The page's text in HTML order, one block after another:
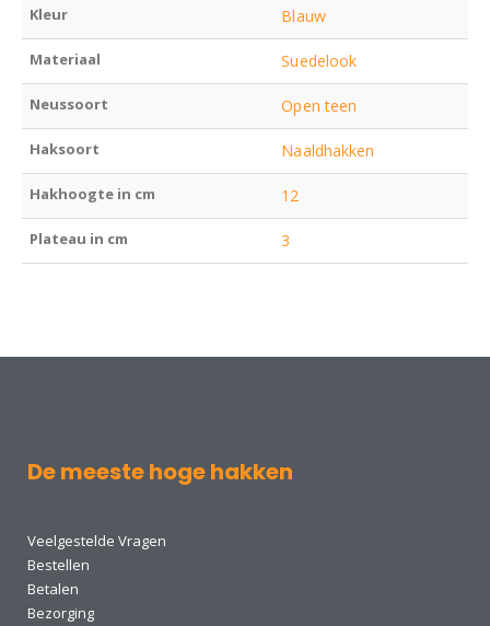
Kleur Blauw
Materiaal Suedelook
Neussoort Open teen
Haksoort Naaldhakken
Hakhoogte in cm 12
Plateau in cm 3
De meeste hoge hakken
Veelgestelde Vragen
Bestellen
Betalen
Bezorging